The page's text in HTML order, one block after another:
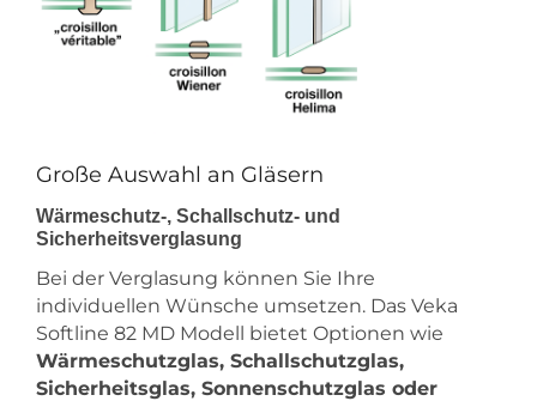
Große Auswahl an Gläsern
Wärmeschutz-, Schallschutz- und
Sicherheitsverglasung
Bei der Verglasung können Sie Ihre
individuellen Wünsche umsetzen. Das Veka
Softline 82 MD Modell bietet Optionen wie
Wärmeschutzglas, Schallschutzglas,
Sicherheitsglas, Sonnenschutzglas oder